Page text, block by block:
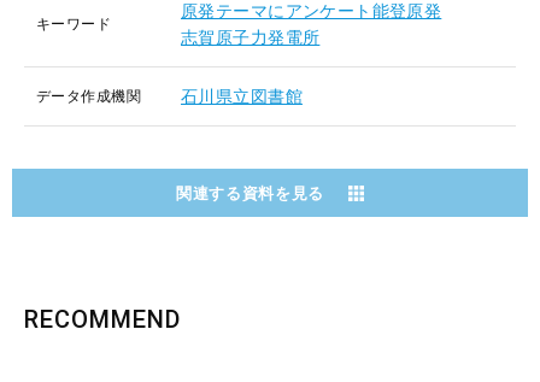
キーワード
原発テーマにアンケート能登原発
志賀原子力発電所
データ作成機関 石川県立図書館
関連する資料を見る
RECOMMEND